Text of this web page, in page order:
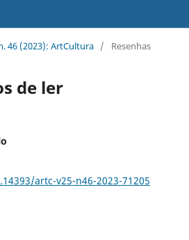
46 (2023): ArtCultura / Resenhas
de ler
artc-v25-n46-2023-71205